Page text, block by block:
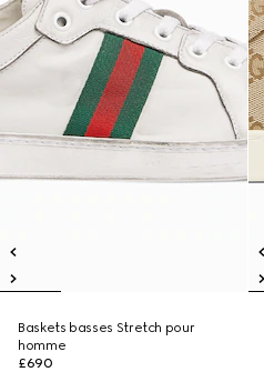
Baskets basses Stretch pour
homme
£690